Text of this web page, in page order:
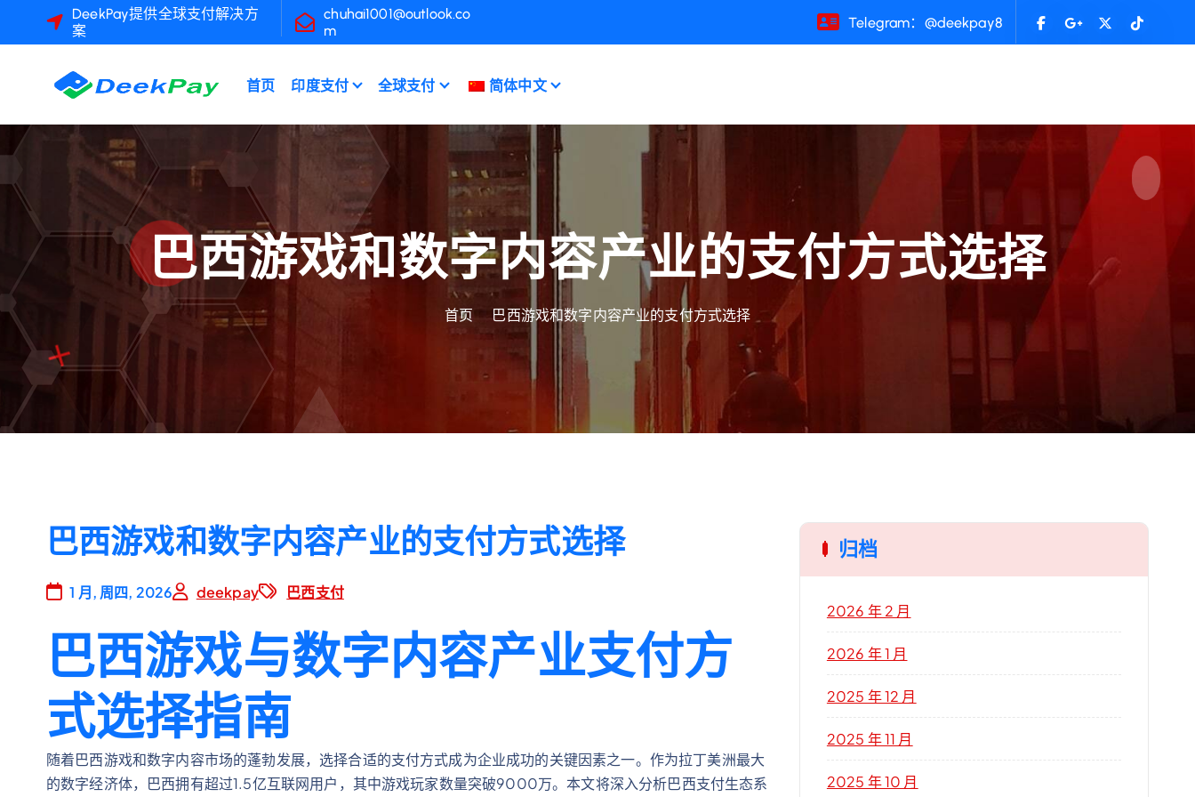
DeekPay提供全球支付解决方
案
chuhai1001@outlook.co
m
Telegram：@deekpay8
首页 印度支付 全球支付 简体中文
巴西游戏和数字内容产业的支付方式选择
首页 巴西游戏和数字内容产业的支付方式选择
巴西游戏和数字内容产业的支付方式选择
1 月, 周四, 2026 deekpay 巴西支付
巴西游戏与数字内容产业支付方
式选择指南
随着巴西游戏和数字内容市场的蓬勃发展，选择合适的支付方式成为企业成功的关键因素之一。作为拉丁美洲最大
的数字经济体，巴西拥有超过1.5亿互联网用户，其中游戏玩家数量突破9000万。本文将深入分析巴西支付生态系
归档
2026 年 2 月
2026 年 1 月
2025 年 12 月
2025 年 11 月
2025 年 10 月